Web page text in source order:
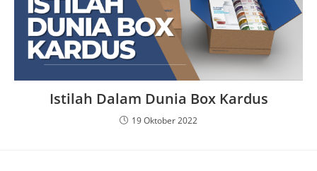
Istilah Dalam Dunia Box Kardus
19 Oktober 2022